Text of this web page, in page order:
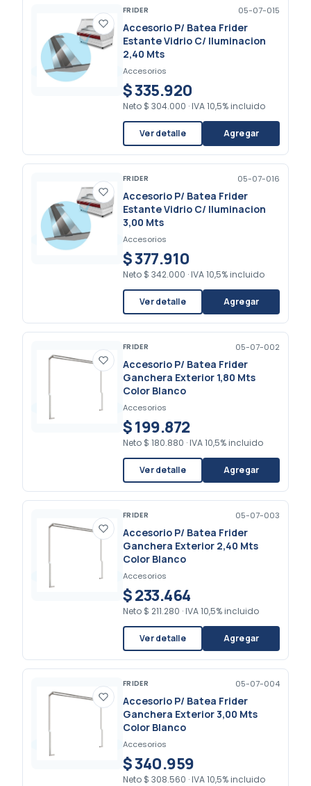
FRIDER 05-07-015
Accesorio P/ Batea Frider
Estante Vidrio C/ Iluminacion
2,40 Mts
Accesorios
$ 335.920
Neto $ 304.000 · IVA 10,5% incluido
Ver detalle Agregar
FRIDER 05-07-016
Accesorio P/ Batea Frider
Estante Vidrio C/ Iluminacion
3,00 Mts
Accesorios
$ 377.910
Neto $ 342.000 · IVA 10,5% incluido
Ver detalle Agregar
FRIDER 05-07-002
Accesorio P/ Batea Frider
Ganchera Exterior 1,80 Mts
Color Blanco
Accesorios
$ 199.872
Neto $ 180.880 · IVA 10,5% incluido
Ver detalle Agregar
FRIDER 05-07-003
Accesorio P/ Batea Frider
Ganchera Exterior 2,40 Mts
Color Blanco
Accesorios
$ 233.464
Neto $ 211.280 · IVA 10,5% incluido
Ver detalle Agregar
FRIDER 05-07-004
Accesorio P/ Batea Frider
Ganchera Exterior 3,00 Mts
Color Blanco
Accesorios
$ 340.959
Neto $ 308.560 · IVA 10,5% incluido